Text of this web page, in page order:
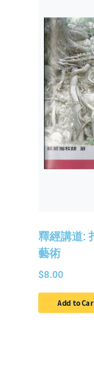
釋經講道:
藝術
$8.00
Add to